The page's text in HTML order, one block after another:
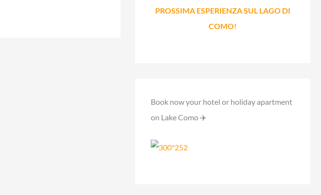
PROSSIMA ESPERIENZA SUL LAGO DI
COMO!
Book now your hotel or holiday apartment
on Lake Como ✈️